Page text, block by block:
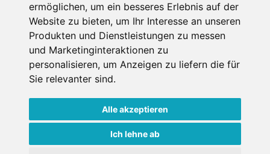
ermöglichen, um ein besseres Erlebnis auf der
Website zu bieten, um Ihr Interesse an unseren
Produkten und Dienstleistungen zu messen
und Marketinginteraktionen zu
personalisieren, um Anzeigen zu liefern die für
Sie relevanter sind.
Alle akzeptieren
Ich lehne ab
Impressum
Datenschutz
Nutzungsbedingungen
Kontakt
Partner
Portale
FAQ Newsletter
Copyright ©2026 Schneemenschen GmbH
Goldener Herbst in den Alpen- Angebote vergleichen
& die Natur genießen! Jetzt Angebote entdecken!